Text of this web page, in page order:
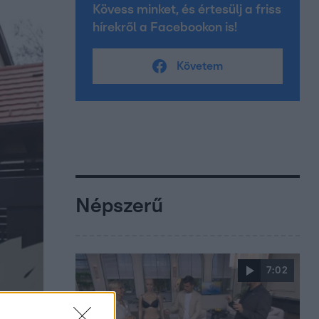
Kövess minket, és értesülj a friss
hírekről a Facebookon is!
Követem
Népszerű
7:02